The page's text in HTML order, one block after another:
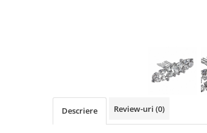
Descriere Review-uri (0)